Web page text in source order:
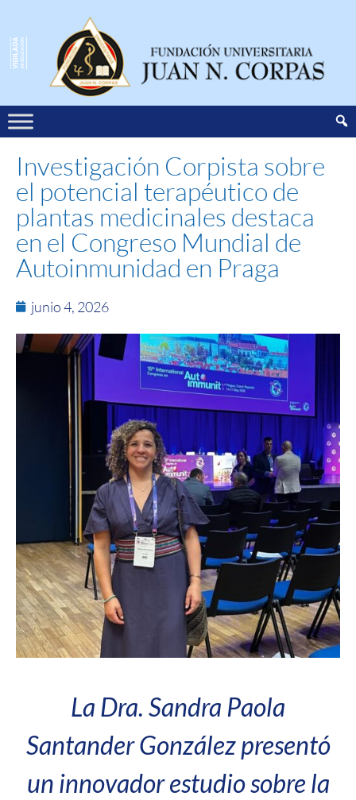
Investigación Corpista sobre
el potencial terapéutico de
plantas medicinales destaca
en el Congreso Mundial de
Autoinmunidad en Praga
junio 4, 2026
La Dra. Sandra Paola
Santander González presentó
un innovador estudio sobre la